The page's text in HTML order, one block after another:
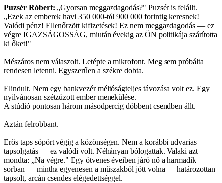
Puzsér Róbert: „Gyorsan meggazdagodás?" Puzsér is felállt.
„Ezek az emberek havi 350 000-tól 900 000 forintig keresnek!
Valódi pénz! Ellenőrzött kifizetések! Ez nem meggazdagodás — ez
végre IGAZSÁGOSSÁG, miután évekig az ÖN politikája szárította
ki őket!"
Mészáros nem válaszolt. Letépte a mikrofont. Meg sem próbálta
rendesen letenni. Egyszerűen a székre dobta.
Elindult. Nem egy bankvezér méltóságteljes távozása volt ez. Egy
nyilvánosan szétzúzott ember menekülése.
A stúdió pontosan három másodpercig döbbent csendben állt.
Aztán felrobbant.
Erős taps söpört végig a közönségen. Nem a korábbi udvarias
tapsolgatás — ez valódi volt. Néhányan bólogattak. Valaki azt
mondta: „Na végre." Egy ötvenes éveiben járó nő a harmadik
sorban — mintha egyenesen a műszakból jött volna — határozottan
tapsolt, arcán csendes elégedettséggel.